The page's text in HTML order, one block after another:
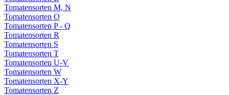
Tomatensorten M, N
Tomatensorten O
Tomatensorten P - Q
Tomatensorten R
Tomatensorten S
Tomatensorten T
Tomatensorten U-V
Tomatensorten W
Tomatensorten X-Y
Tomatensorten Z